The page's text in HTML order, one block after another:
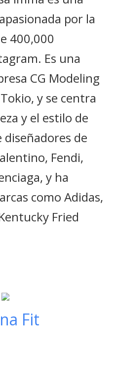
por la
400,000
Es una
CG Modeling
y se centra
y el estilo de
diseñadores de
Fendi,
y ha
como Adidas,
Fried
Fit